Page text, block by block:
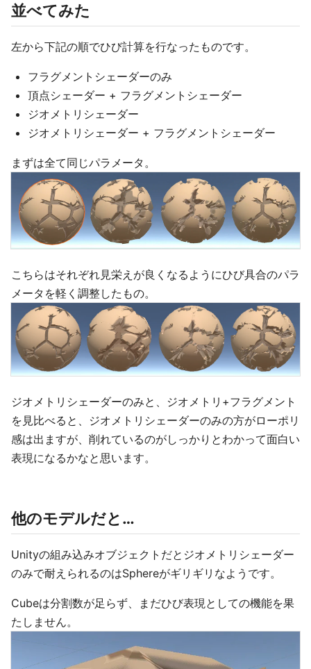
並べてみた
左から下記の順でひび計算を行なったものです。
フラグメントシェーダーのみ
頂点シェーダー + フラグメントシェーダー
ジオメトリシェーダー
ジオメトリシェーダー + フラグメントシェーダー
まずは全て同じパラメータ。
こちらはそれぞれ見栄えが良くなるようにひび具合のパラ
メータを軽く調整したもの。
ジオメトリシェーダーのみと、ジオメトリ+フラグメント
を見比べると、ジオメトリシェーダーのみの方がローポリ
感は出ますが、削れているのがしっかりとわかって面白い
表現になるかなと思います。
他のモデルだと…
Unityの組み込みオブジェクトだとジオメトリシェーダー
のみで耐えられるのはSphereがギリギリなようです。
Cubeは分割数が足らず、まだひび表現としての機能を果
たしません。